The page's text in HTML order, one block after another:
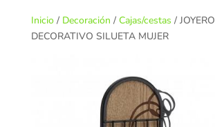
Inicio/ Decoración / Cajas/cestas / JOYERO
DECORATIVO SILUETA MUJER